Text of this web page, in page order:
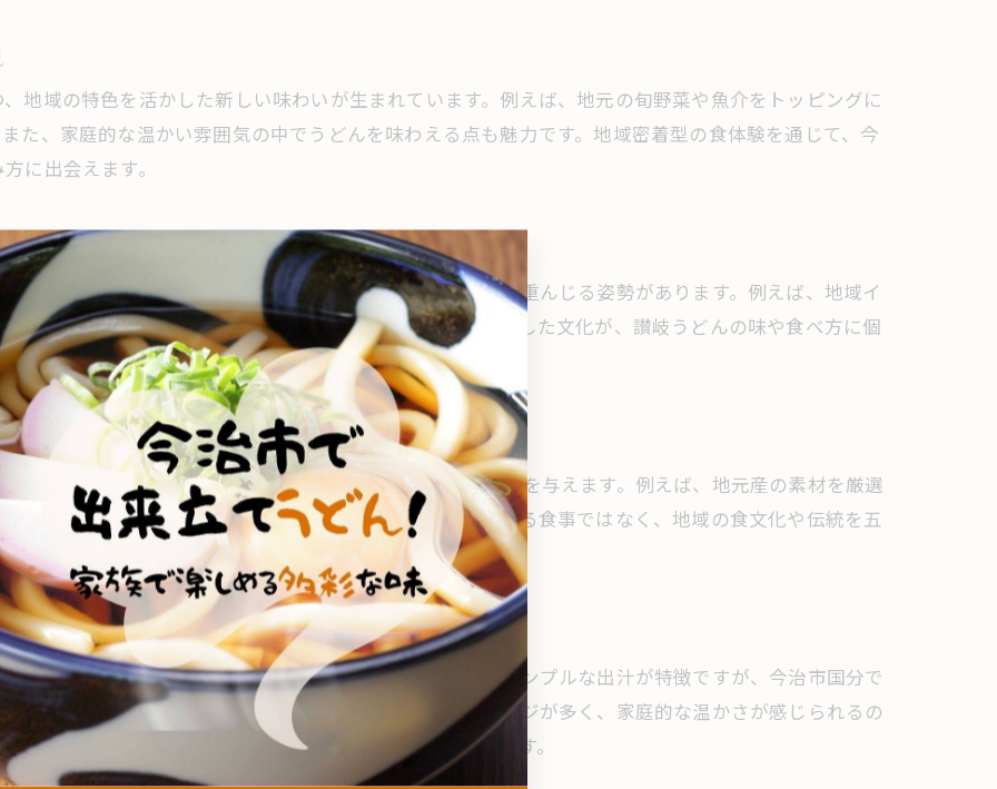
地元流のうどんの食べ比べポイント解説
今治の讃岐うどんで味わう新しい発見
地域の伝統が光る讃岐うどんの食体験を
今治に根付く伝統が讃岐うどんを豊かに
歴史ある製法で味わう讃岐うどんの魅力
地元で受け継がれるうどん文化の奥深さ
讃岐うどんに見る今治の伝統と工夫の融合
家族で楽しむ地域の讃岐うどん体験談
驚きを求めるなら今治国分の讃岐うどんへ
今治国分で出会う驚きの讃岐うどん体験
初めてでも楽しめる讃岐うどんの魅力とは
地元民が勧める今治の讃岐うどん名所案内
新感覚の讃岐うどんを今治国分で味わう
旅行者必見の今治讃岐うどんおすすめ情報
讃岐うどんの歴史と今治ならではの工夫
讃岐うどんの歴史が今治で進化する理由
今治独自の工夫が光る讃岐うどんの魅力
地域の特色を活かした新しい味わいが生まれています。例えば、地元の旬野菜や魚介をトッピングに
た、家庭的な温かい雰囲気の中でうどんを味わえる点も魅力です。地域密着型の食体験を通じて、今
に出会えます。
付いています。その背景には、地元の人々の協力や伝統を重んじる姿勢があります。例えば、地域イ
打ちうどんを楽しむ風習が今も受け継がれています。こうした文化が、讃岐うどんの味や食べ方に個
なく、その背景にある歴史やこだわりに触れる点でも驚きを与えます。例えば、地元産の素材を厳選
見学できることもあります。こうした体験を通じて、単なる食事ではなく、地域の食文化や伝統を五
、食文化の違いがいくつかあります。香川は強いコシとシンプルな出汁が特徴ですが、今治市国分で
られます。具体的には、魚介や地元野菜を活かしたアレンジが多く、家庭的な温かさが感じられるの
わうことで、うどん文化の多様性と奥深さを再発見できます。